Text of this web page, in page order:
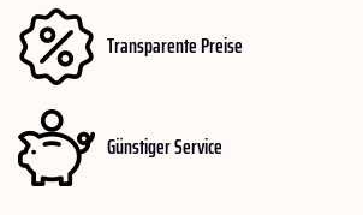
Transparente Preise
Günstiger Service